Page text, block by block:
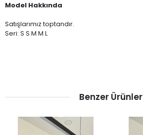
Model Hakkında
Satışlarımız toptandır.
Seri: S S M M L
Benzer Ürünler